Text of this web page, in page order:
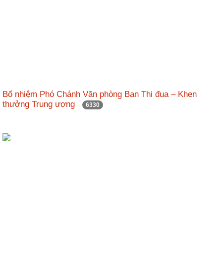
Bổ nhiệm Phó Chánh Văn phòng Ban Thi đua – Khen
thưởng Trung ương
6330